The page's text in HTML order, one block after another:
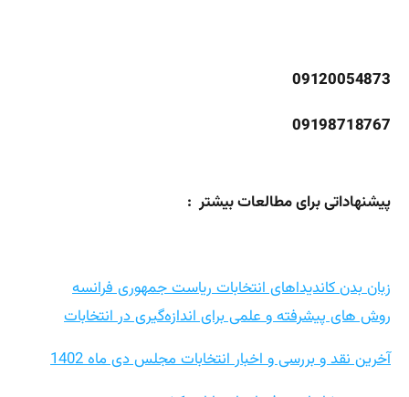
09120054873
09198718767
پیشنهاداتی برای مطالعات بیشتر :
زبان بدن کاندیداهای انتخابات ریاست جمهوری فرانسه
روش های پیشرفته و علمی برای اندازه‌گیری در انتخابات
آخرین نقد و بررسی و اخبار انتخابات مجلس دی ماه 1402